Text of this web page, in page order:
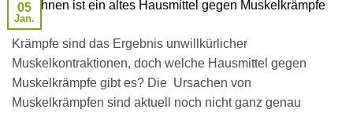
05
Jan.
Krämpfe sind das Ergebnis unwillkürlicher
Muskelkontraktionen, doch welche Hausmittel gegen
Muskelkrämpfe gibt es? Die Ursachen von
Muskelkrämpfen sind aktuell noch nicht ganz genau